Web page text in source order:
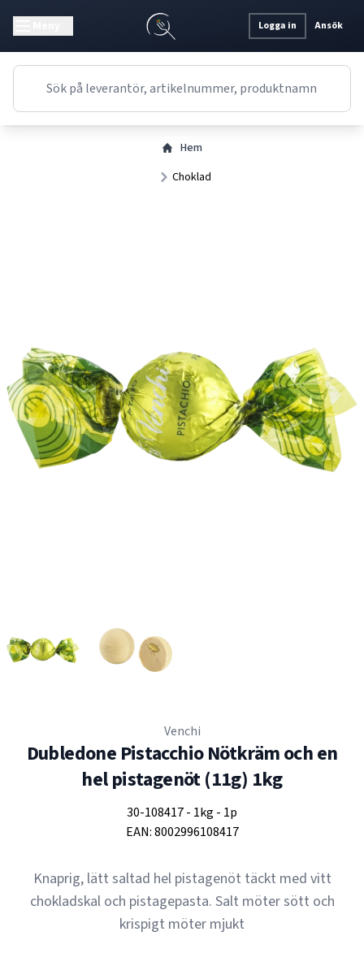
Logga in Ansök
Hem
Choklad
Venchi
Dubledone Pistacchio Nötkräm och en
hel pistagenöt (11g) 1kg
30-108417- 1kg - 1p
EAN:8002996108417
Knaprig, lätt saltad hel pistagenöt täckt med vitt
chokladskal och pistagepasta. Salt möter sött och
krispigt möter mjukt